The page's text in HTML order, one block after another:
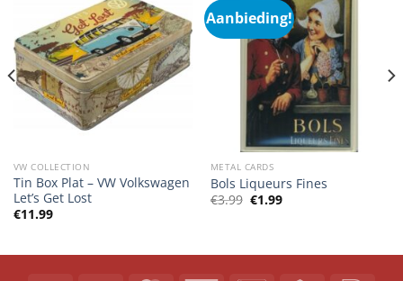
VW COLLECTION
Tin Box Plat – VW Volkswagen
Let’s Get Lost
€11.99
Aanbieding!
METAL CARDS
Bols Liqueurs Fines
€3.99 Oorspronkelijke
prijs
€1.99Huidige